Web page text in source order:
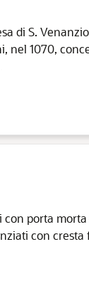
di S.
nel 1070,
porta morta
con cresta